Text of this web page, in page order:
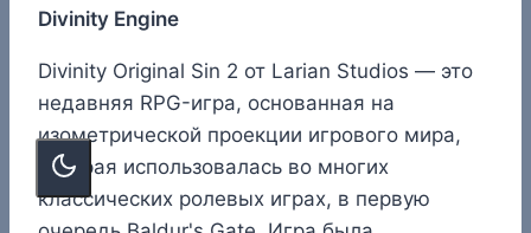
Divinity Engine
Divinity Original Sin 2 от Larian Studios — это
недавняя RPG-игра, основанная на
изометрической проекции игрового мира,
которая использовалась во многих
классических ролевых играх, в первую